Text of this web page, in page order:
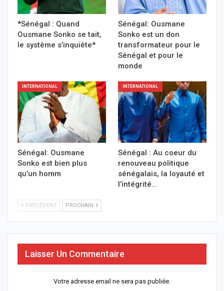
*Sénégal : Quand
Ousmane Sonko se tait,
le système s’inquiète*
Sénégal: Ousmane
Sonko est un don
transformateur pour le
Sénégal et pour le
monde
INTERNATIONAL
Sénégal: Ousmane
Sonko est bien plus
qu’un homm
INTERNATIONAL
Sénégal : Au coeur du
renouveau politique
sénégalais, la loyauté et
l’intégrité…
PRÉCÉDENT PROCHAIN
Laisser Un Commentaire
Votre adresse email ne sera pas publiée.